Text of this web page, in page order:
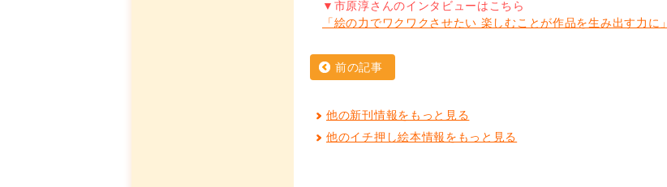
▼市原淳さんのインタビューはこちら
「絵の力でワクワクさせたい 楽しむことが作品を生み出す力に」
前の記事
他の新刊情報をもっと見る
他のイチ押し絵本情報をもっと見る